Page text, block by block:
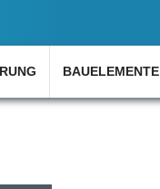
BAUELEMENTE